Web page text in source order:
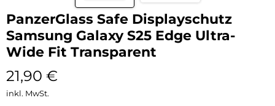
PanzerGlass Safe Displayschutz
Samsung Galaxy S25 Edge Ultra-
Wide Fit Transparent
21,90 €
inkl. MwSt.